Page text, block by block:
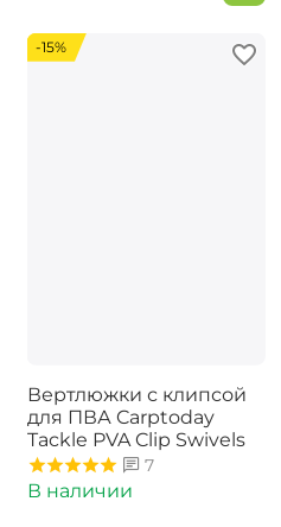
-15%
Вертлюжки с клипсой
для ПВА Carptoday
Tackle PVA Clip Swivels
7
В наличии